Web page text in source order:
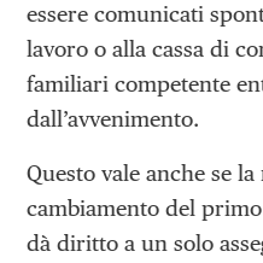
essere comunicati
lavoro o alla cassa di
familiari competente
dall’avvenimento.
Questo vale anche se
cambiamento del
dà diritto a un solo